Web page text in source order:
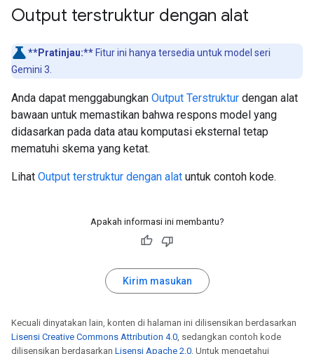
Output terstruktur dengan alat
**Pratinjau:** Fitur ini hanya tersedia untuk model seri
Gemini 3.
Anda dapat menggabungkan Output Terstruktur dengan alat
bawaan untuk memastikan bahwa respons model yang
didasarkan pada data atau komputasi eksternal tetap
mematuhi skema yang ketat.
Lihat Output terstruktur dengan alat untuk contoh kode.
Apakah informasi ini membantu?
Kirim masukan
Kecuali dinyatakan lain, konten di halaman ini dilisensikan berdasarkan
Lisensi Creative Commons Attribution 4.0, sedangkan contoh kode
dilisensikan berdasarkan Lisensi Apache 2.0. Untuk mengetahui